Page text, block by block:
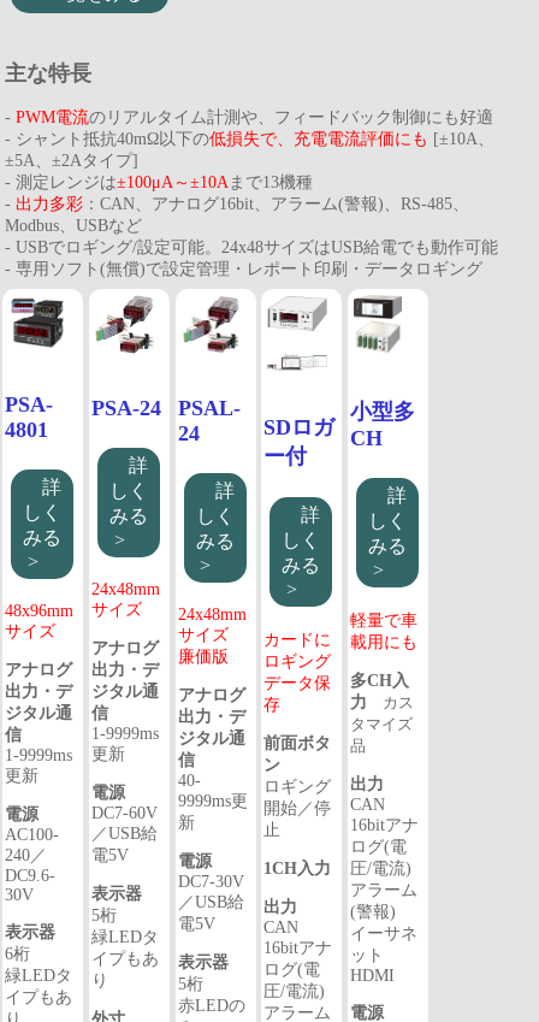
主な特長
-PWM電流のリアルタイム計測や、フィードバック制御にも好適
- シャント抵抗40mΩ以下の低損失で、充電電流評価にも [±10A、
±5A、±2Aタイプ]
- 測定レンジは±100μA～±10A まで13機種
- 出力多彩 ：CAN、アナログ16bit、アラーム(警報)、RS-485、
Modbus、USBなど
- USBでロギング/設定可能。24x48サイズはUSB給電でも動作可能
- 専用ソフト(無償)で設定管理・レポート印刷・データロギング
PSA-
4801
詳
しく
みる
>
48x96mm
サイズ
アナログ
出力・デ
ジタル通
信
1-9999ms
更新
電源
AC100-
240／
DC9.6-
30V
表示器
6桁
緑LEDタ
イプもあ
PSA-24
詳
しく
みる
>
24x48mm
サイズ
アナログ
出力・デ
ジタル通
信
1-9999ms
更新
電源
DC7-60V
／USB給
電5V
表示器
5桁
緑LEDタ
イプもあ
り
PSAL-
24
詳
しく
みる
>
24x48mm
サイズ
廉価版
アナログ
出力・デ
ジタル通
信
40-
9999ms更
新
電源
DC7-30V
／USB給
電5V
表示器
5桁
赤LEDの
SDロガ
ー付
詳
しく
みる
>
カードに
ロギング
データ保
存
前面ボタ
ン
ロギング
開始／停
止
1CH入力
出力
CAN
16bitアナ
ログ(電
圧/電流)
アラーム
小型多
CH
詳
しく
みる
>
軽量で車
載用にも
多CH入
力 カス
タマイズ
品
出力
CAN
16bitアナ
ログ(電
圧/電流)
アラーム
(警報)
イーサネ
ット
HDMI
電源